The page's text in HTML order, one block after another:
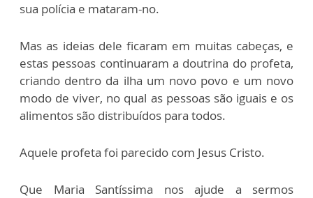
sua polícia e mataram-no.
Mas as ideias dele ficaram em muitas cabeças, e
estas pessoas continuaram a doutrina do profeta,
criando dentro da ilha um novo povo e um novo
modo de viver, no qual as pessoas são iguais e os
alimentos são distribuídos para todos.
Aquele profeta foi parecido com Jesus Cristo.
Que Maria Santíssima nos ajude a sermos